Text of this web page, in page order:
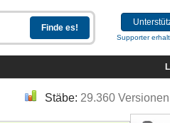
Supporter
Stäbe: 29.360